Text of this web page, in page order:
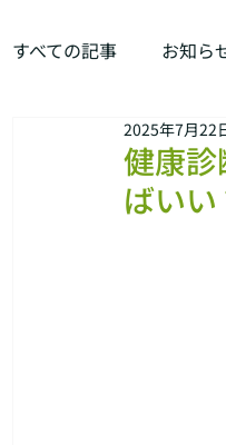
すべての記事 お知ら
健康
ばいい
2025年7月22